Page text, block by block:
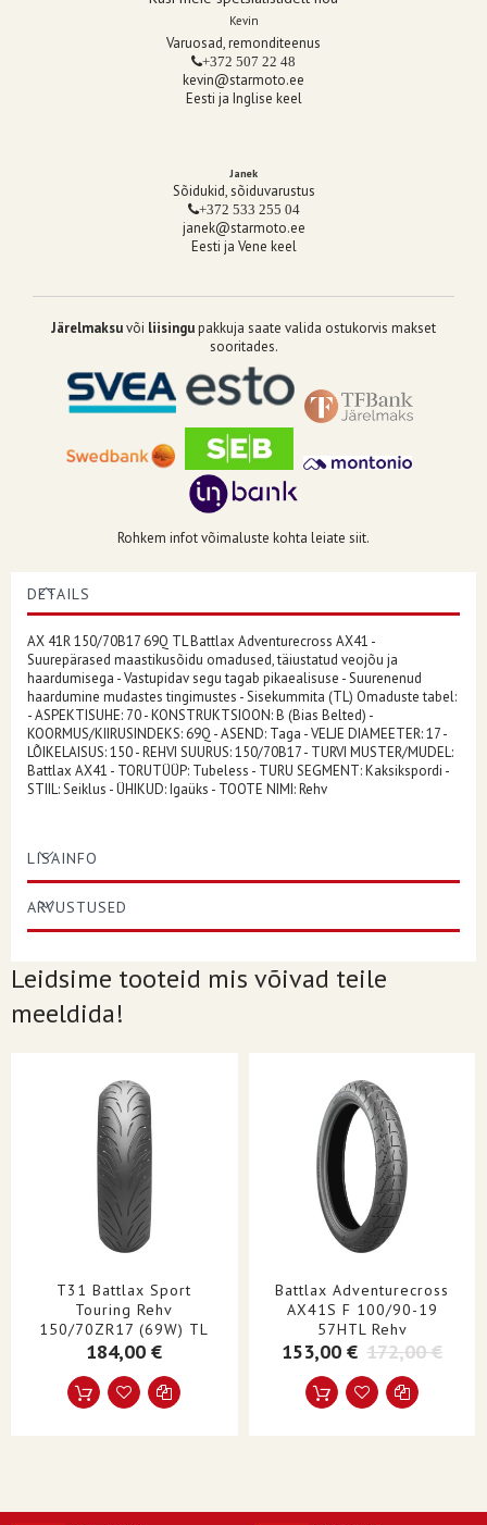
Kevin
Varuosad, remonditeenus
+372 507 22 48
kevin@starmoto.ee
Eesti ja Inglise keel
Janek
Sõidukid, sõiduvarustus
+372 533 255 04
janek@starmoto.ee
Eesti ja Vene keel
Järelmaksuvõi liisingupakkuja saate valida ostukorvis makset
sooritades.
Rohkem infot võimaluste kohta leiate siit.
DETAILS
AX 41R 150/70B17 69Q TL Battlax Adventurecross AX41 -
Suurepärased maastikusõidu omadused, täiustatud veojõu ja
haardumisega - Vastupidav segu tagab pikaealisuse - Suurenenud
haardumine mudastes tingimustes - Sisekummita (TL) Omaduste tabel:
- ASPEKTISUHE: 70 - KONSTRUKTSIOON: B (Bias Belted) -
KOORMUS/KIIRUSINDEKS: 69Q - ASEND: Taga - VELJE DIAMEETER: 17 -
LÕIKELAISUS: 150 - REHVI SUURUS: 150/70B17 - TURVI MUSTER/MUDEL:
Battlax AX41 - TORUTÜÜP: Tubeless - TURU SEGMENT: Kaksikspordi -
STIIL: Seiklus - ÜHIKUD: Igaüks - TOOTE NIMI: Rehv
LISAINFO
ARVUSTUSED
Leidsime tooteid mis võivad teile
meeldida!
T31 Battlax Sport
Touring Rehv
150/70ZR17 (69W) TL
184,00 €
Battlax Adventurecross
AX41S F 100/90-19
57HTL Rehv
153,00 € 172,00 €